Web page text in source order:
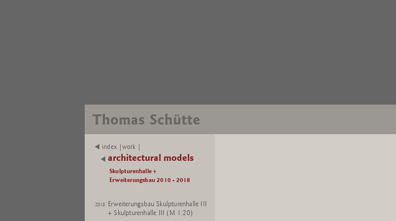
index |work |
architectural models
Skulpturenhalle +
Erweiterungsbau 2010 - 2018
2018 Erweiterungsbau Skulpturenhalle III
+ Skulpturenhalle III (M 1:20)